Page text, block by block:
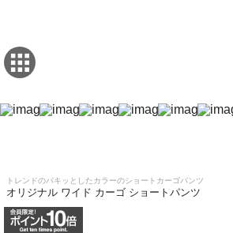
トレンドのパキッとしたカラーのショートカーゴパンツ
オリジナル ワイド カーゴ ショートパンツ